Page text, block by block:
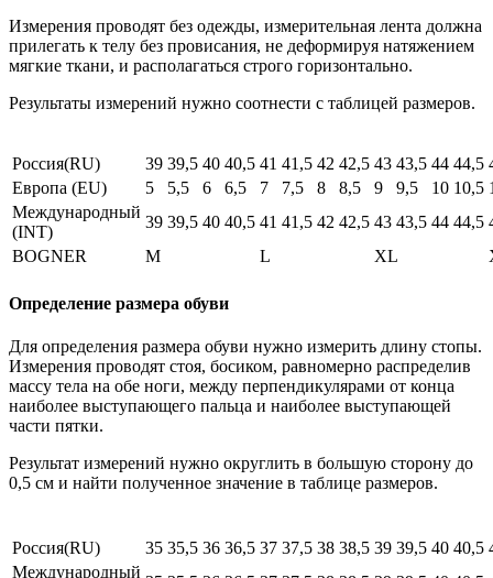
Измерения проводят без одежды, измерительная лента должна
прилегать к телу без провисания, не деформируя натяжением
мягкие ткани, и располагаться строго горизонтально.
Результаты измерений нужно соотнести с таблицей размеров.
Россия(RU) 39 39,5 40 40,5 41 41,5 42 42,5 43 43,5 44 44,5
Европа (EU)
5 5,5 6 6,5 7 7,5 8 8,5 9 9,5 10 10,5
Международный
(INT)
39 39,5 40 40,5 41 41,5 42 42,5 43 43,5 44 44,5
BOGNER
M L XL
Определение размера обуви
Для определения размера обуви нужно измерить длину стопы.
Измерения проводят стоя, босиком, равномерно распределив
массу тела на обе ноги, между перпендикулярами от конца
наиболее выступающего пальца и наиболее выступающей
части пятки.
Результат измерений нужно округлить в большую сторону до
0,5 см и найти полученное значение в таблице размеров.
Россия(RU) 35 35,5 36 36,5 37 37,5 38 38,5 39 39,5 40 40,5
Международный